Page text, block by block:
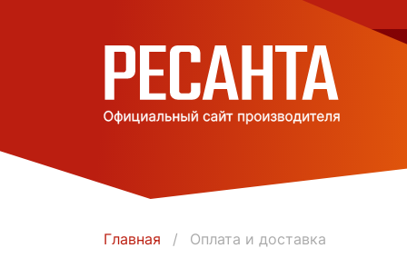
Главная Оплата и доставка